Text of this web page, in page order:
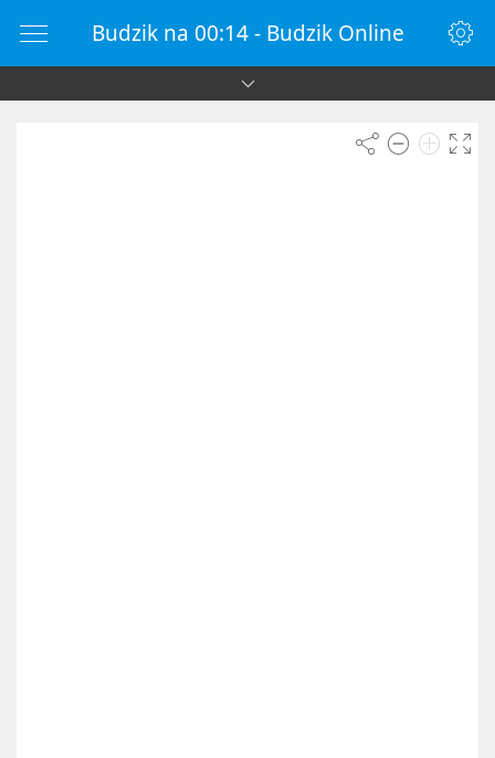
Budzik na 00:14 - Budzik Online